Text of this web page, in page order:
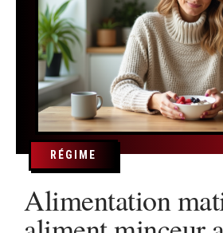
RÉGIME
Alimentation